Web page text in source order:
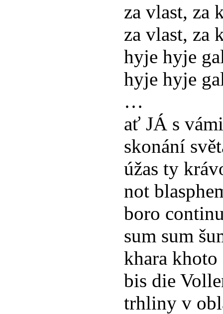
za vlast, za
za vlast, za
hyje hyje
hyje hyje
…
ať JÁ s
skonání
úžas ty
not
boro
sum sum
khara khoto
bis die
trhliny v